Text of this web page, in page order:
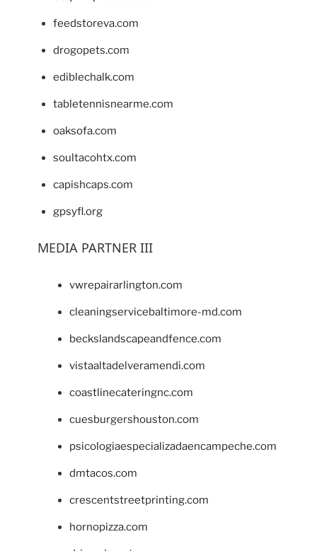
feedstoreva.com
drogopets.com
ediblechalk.com
tabletennisnearme.com
oaksofa.com
soultacohtx.com
capishcaps.com
gpsyfl.org
MEDIA PARTNER III
vwrepairarlington.com
cleaningservicebaltimore-md.com
beckslandscapeandfence.com
vistaaltadelveramendi.com
coastlinecateringnc.com
cuesburgershouston.com
psicologiaespecializadaencampeche.com
dmtacos.com
crescentstreetprinting.com
hornopizza.com